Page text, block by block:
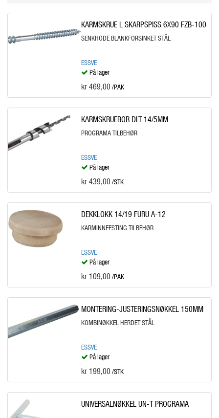
KARMSKRUE L SKARPSPISS 6X90 FZB-100
SENKHODE BLANKFORSINKET STÅL
ESSVE
På lager
kr 469,00 /PAK
KARMSKRUEBOR DLT 14/5MM
PROGRAMA TILBEHØR
ESSVE
På lager
kr 439,00 /STK
DEKKLOKK 14/19 FURU A-12
KARMINNFESTING TILBEHØR
ESSVE
På lager
kr 109,00 /PAK
MONTERING-JUSTERINGSNØKKEL 150MM
KOMBINØKKEL HERDET STÅL
ESSVE
På lager
kr 199,00 /STK
UNIVERSALNØKKEL UN-T PROGRAMA